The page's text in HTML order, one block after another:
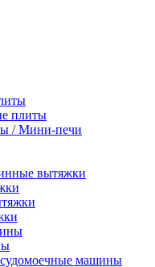
плиты
/ Мини-печи
вытяжки
машины